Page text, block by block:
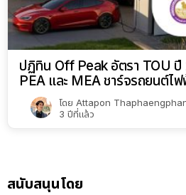
ปฏิทิน Off Peak อัตรา TOU
PEA และ MEA ชาร์จรถยนต์ไ
โดย Attapon
3 ปีที่แล้ว
สนับสนุนโดย